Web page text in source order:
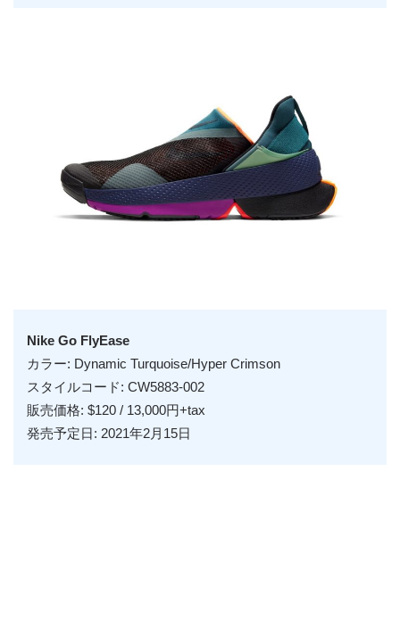
Nike Go FlyEase
カラー: Dynamic Turquoise/Hyper Crimson
スタイルコード: CW5883-002
販売価格: $120 / 13,000円+tax
発売予定日: 2021年2月15日